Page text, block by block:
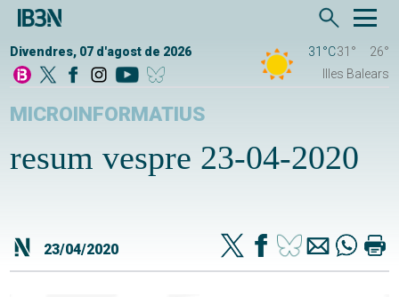
Divendres, 07 d'agost de 2026 31°C31°
26°
Illes Balears
MICROINFORMATIUS
resum vespre 23-04-2020
23/04/2020